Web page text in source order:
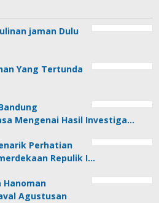
jaman Dulu
Yang Tertunda
Mengenai Hasil Investiga…
Perhatian
Repulik I…
Hanoman
Agustusan